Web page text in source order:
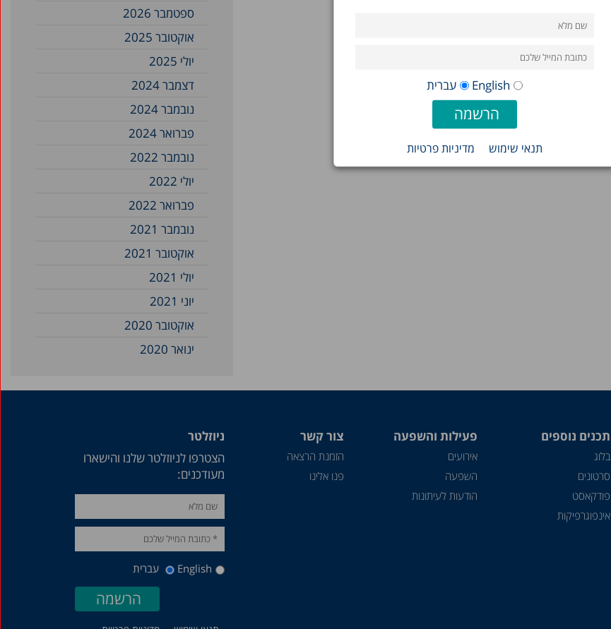
English עברית
תנאי שימוש מדיניות פרטיות
ספטמבר 2026
אוקטובר 2025
יולי 2025
דצמבר 2024
נובמבר 2024
פברואר 2024
נובמבר 2022
יולי 2022
פברואר 2022
נובמבר 2021
אוקטובר 2021
יולי 2021
יוני 2021
אוקטובר 2020
ינואר 2020
אוגוסט 2018
מרץ 2018
נובמבר 2017
ינואר 2017
דצמבר 2016
נובמבר 2016
תכנים נוספים
בלוג
סרטונים
פודקאסט
אינפוגרפיקות
פעילות והשפעה
אירועים
השפעה
הודעות לעיתונות
צור קשר
הזמנת הרצאה
פנו אלינו
ניוזלטר
הצטרפו לניוזלטר שלנו והישארו
מעודכנים:
English עברית